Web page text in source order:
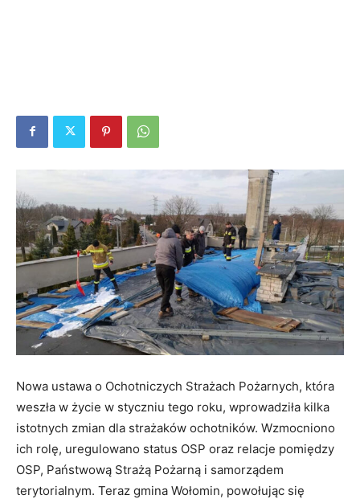
Nowa ustawa o Ochotniczych Strażach Pożarnych, która
weszła w życie w styczniu tego roku, wprowadziła kilka
istotnych zmian dla strażaków ochotników. Wzmocniono
ich rolę, uregulowano status OSP oraz relacje pomiędzy
OSP, Państwową Strażą Pożarną i samorządem
terytorialnym. Teraz gmina Wołomin, powołując się